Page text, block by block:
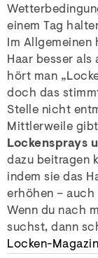
einem Tag
Im Allgemeinen
Haar besser als
hört man
doch das
Stelle nicht
Mittlerweile
Lockensprays
dazu beitragen
indem sie das
erhöhen – auch
Wenn du nach
suchst, dann
Locken-Magazin